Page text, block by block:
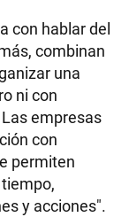
con hablar del
combinan
una
ni con
empresas
con
permiten
y acciones".